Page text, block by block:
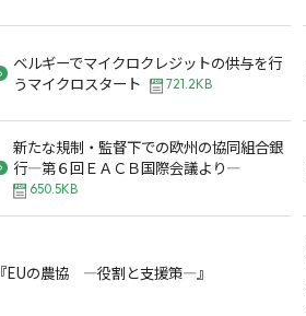
ベルギーでマイクロクレジットの供与を行
うマイクロスタート
721.2KB
新たな規制・監督下での欧州の協同組合銀
行―第６回ＥＡＣＢ国際会議より―
650.5KB
『EUの農協 ―役割と支援策―』